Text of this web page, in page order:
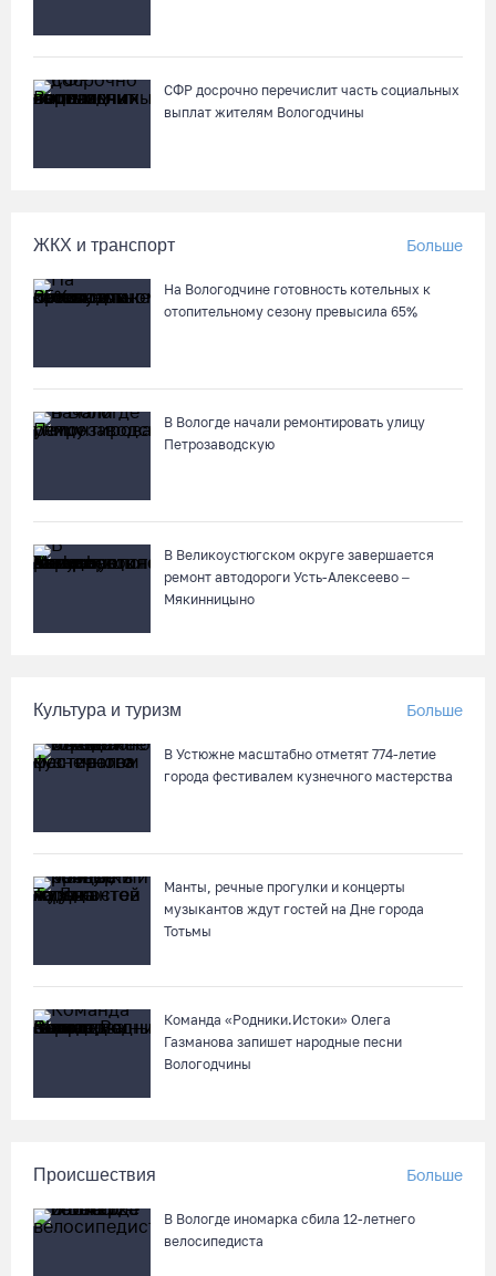
В Кириллове впервые пройдет фестиваль «Рэп на Руси» в
честь юбилея города
07.08.26 / 13:40
Кириллов станет новой столицей «Серебряного ожерелья» в
свой 250-летний юбилей
гостей города 8 и 9 августа
Череповецкая пенсионерка продала украшения и лишилась
более полумиллиона рублей
07.08.26 / 12:32
07.08.26 / 12:07
В центре Вологды появилось необычное кафе в автобусе
остановят на три дня
СФР досрочно перечислит часть социальных
выплат жителям Вологодчины
ЖКХ и транспорт Больше
На Вологодчине готовность котельных к
отопительному сезону превысила 65%
В Вологде начали ремонтировать улицу
Петрозаводскую
В Великоустюгском округе завершается
ремонт автодороги Усть-Алексеево –
Мякинницыно
Культура и туризм Больше
В Устюжне масштабно отметят 774-летие
города фестивалем кузнечного мастерства
Манты, речные прогулки и концерты
музыкантов ждут гостей на Дне города
Тотьмы
Команда «Родники.Истоки» Олега
Газманова запишет народные песни
Вологодчины
Происшествия Больше
В Вологде иномарка сбила 12-летнего
велосипедиста